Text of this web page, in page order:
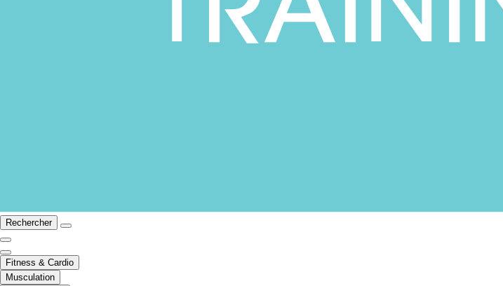
Rechercher
Fitness & Cardio
Musculation